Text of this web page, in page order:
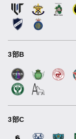
3部B
3部C